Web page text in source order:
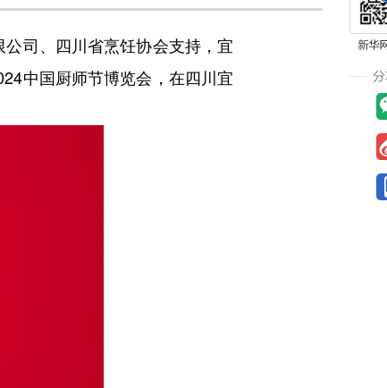
司、四川省烹饪协会支持，宜
中国厨师节博览会，在四川宜